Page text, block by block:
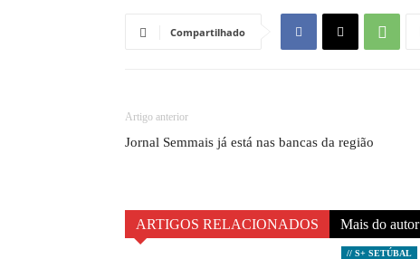
Compartilhado
Artigo anterior
Jornal Semmais já está nas bancas da região
ARTIGOS RELACIONADOS Mais do autor
// S+ SETÚBAL